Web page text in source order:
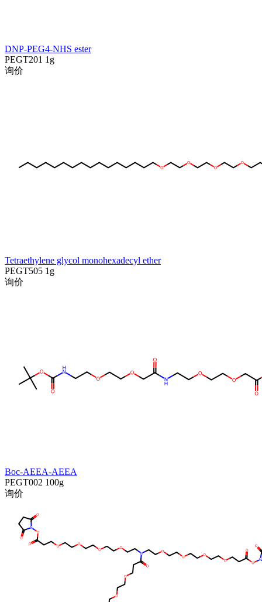
DNP-PEG4-NHS ester
PEGT201 1g
询价
Tetraethylene glycol monohexadecyl ether
PEGT505 1g
询价
Boc-AEEA-AEEA
PEGT002 100g
询价